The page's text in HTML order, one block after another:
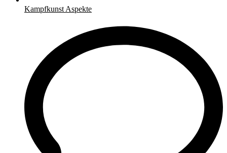
Kampfkunst Aspekte